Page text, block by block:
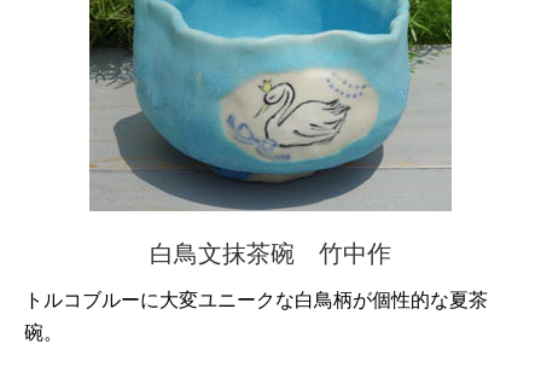
白鳥文抹茶碗 竹中作
トルコブルーに大変ユニークな白鳥柄が個性的な夏茶
碗。